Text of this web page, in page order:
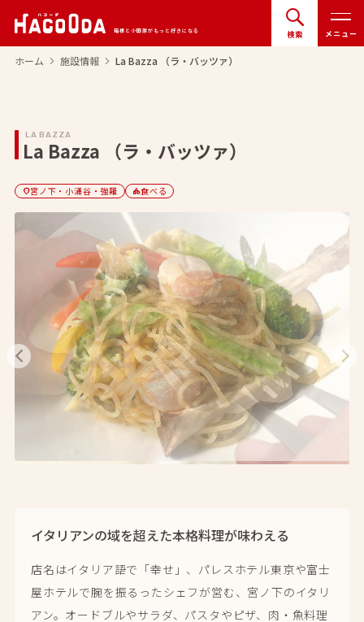
箱根と小田原がもっと好きになる 検索 メニュー
ホーム arrow_forward_ios 施設情報 arrow_forward_ios La Bazza （ラ・バッツァ）
LA BAZZA
La Bazza （ラ・バッツァ）
location_on宮ノ下・小涌谷・強羅 category食べる
arrow_back_ios_new arrow_forward_ios
イタリアンの域を超えた本格料理が味わえる
店名はイタリア語で「幸せ」、パレスホテル東京や富士
屋ホテルで腕を振るったシェフが営む、宮ノ下のイタリ
アン。オードブルやサラダ、パスタやピザ、肉・魚料理